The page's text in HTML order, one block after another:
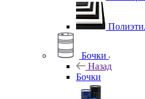
Бочки
Назад
Бочки